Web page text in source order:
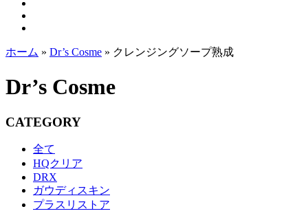
ホーム » Dr’s Cosme » クレンジングソープ熟成
Dr’s Cosme
CATEGORY
全て
HQクリア
DRX
ガウディスキン
プラスリストア